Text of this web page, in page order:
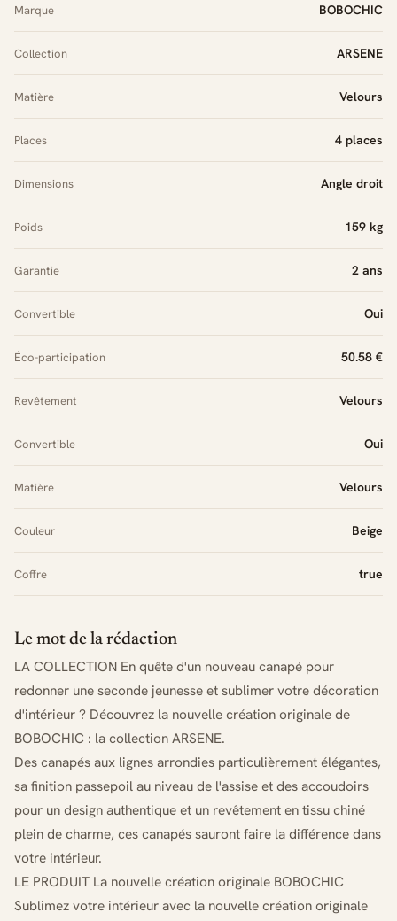
Marque BOBOCHIC
Collection ARSENE
Matière Velours
Places 4 places
Dimensions Angle droit
Poids 159 kg
Garantie 2 ans
Convertible Oui
Éco-participation 50.58 €
Revêtement Velours
Convertible Oui
Matière Velours
Couleur Beige
Coffre true
Le mot de la rédaction
LA COLLECTION En quête d'un nouveau canapé pour
redonner une seconde jeunesse et sublimer votre décoration
d'intérieur ? Découvrez la nouvelle création originale de
BOBOCHIC : la collection ARSENE.
Des canapés aux lignes arrondies particulièrement élégantes,
sa finition passepoil au niveau de l'assise et des accoudoirs
pour un design authentique et un revêtement en tissu chiné
plein de charme, ces canapés sauront faire la différence dans
votre intérieur.
LE PRODUIT La nouvelle création originale BOBOCHIC
Sublimez votre intérieur avec la nouvelle création originale